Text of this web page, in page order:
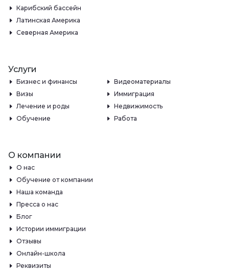
Карибский бассейн
Латинская Америка
Северная Америка
Услуги
Бизнес и финансы
Видеоматериалы
Визы
Иммиграция
Лечение и роды
Недвижимость
Обучение
Работа
О компании
О нас
Обучение от компании
Наша команда
Пресса о нас
Блог
Истории иммиграции
Отзывы
Онлайн-школа
Реквизиты